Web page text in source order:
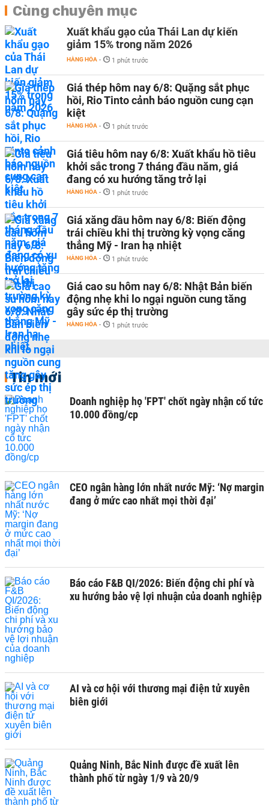
Cùng chuyên mục
Xuất khẩu gạo của Thái Lan dự kiến
giảm 15% trong năm 2026
HÀNG HÓA - 1 phút trước
Giá thép hôm nay 6/8: Quặng sắt phục
hồi, Rio Tinto cảnh báo nguồn cung cạn
kiệt
HÀNG HÓA - 1 phút trước
Giá tiêu hôm nay 6/8: Xuất khẩu hồ tiêu
khởi sắc trong 7 tháng đầu năm, giá
đang có xu hướng tăng trở lại
HÀNG HÓA - 1 phút trước
Giá xăng dầu hôm nay 6/8: Biến động
trái chiều khi thị trường kỳ vọng căng
thẳng Mỹ - Iran hạ nhiệt
HÀNG HÓA - 1 phút trước
Giá cao su hôm nay 6/8: Nhật Bản biến
động nhẹ khi lo ngại nguồn cung tăng
gây sức ép thị trường
HÀNG HÓA - 1 phút trước
Tin mới
Doanh nghiệp họ 'FPT' chốt ngày nhận cổ tức
10.000 đồng/cp
CEO ngân hàng lớn nhất nước Mỹ: ‘Nợ margin
đang ở mức cao nhất mọi thời đại’
Báo cáo F&B QI/2026: Biến động chi phí và
xu hướng bảo vệ lợi nhuận của doanh nghiệp
AI và cơ hội với thương mại điện tử xuyên
biên giới
Quảng Ninh, Bắc Ninh được đề xuất lên
thành phố từ ngày 1/9 và 20/9